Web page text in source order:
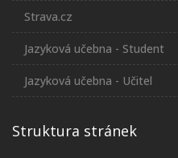
Strava.cz
Jazyková učebna - Student
Jazyková učebna - Učitel
Struktura stránek